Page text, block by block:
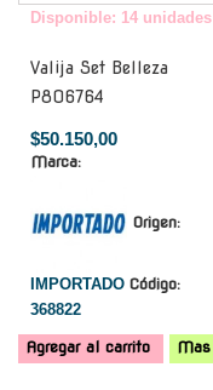
Disponible: 14 unidades
Valija Set Belleza
P806764
$50.150,00
Marca:
Origen:
IMPORTADO Código:
368822
Agregar al carrito Mas